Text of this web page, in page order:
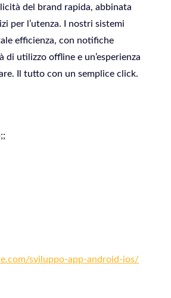
del brand rapida, abbinata
per l’utenza. I nostri sistemi
efficienza, con notifiche
di utilizzo offline e un’esperienza
Il tutto con un semplice click.
sviluppo-app-android-ios/